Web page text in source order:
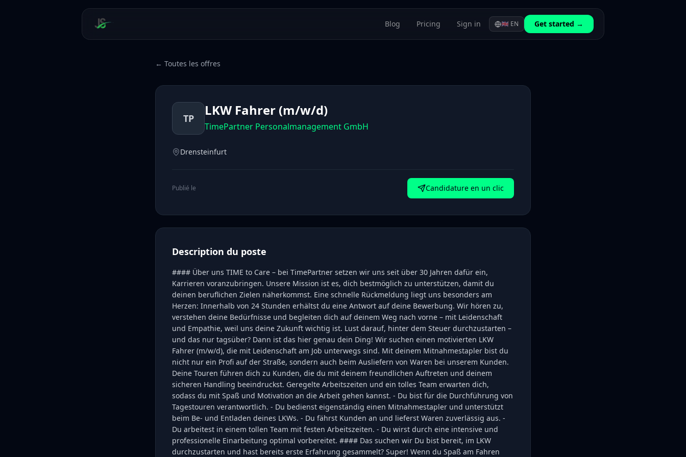
Blog Pricing Sign in 🇬🇧 EN Get started →
← Toutes les offres
TP LKW Fahrer (m/w/d)
TimePartner Personalmanagement GmbH
Drensteinfurt
Publié le Candidature en un clic
Description du poste
#### Über uns TIME to Care – bei TimePartner setzen wir uns seit über 30 Jahren dafür ein,
Karrieren voranzubringen. Unsere Mission ist es, dich bestmöglich zu unterstützen, damit du
deinen beruflichen Zielen näherkommst. Eine schnelle Rückmeldung liegt uns besonders am
Herzen: Innerhalb von 24 Stunden erhältst du eine Antwort auf deine Bewerbung. Wir hören zu,
verstehen deine Bedürfnisse und begleiten dich auf deinem Weg nach vorne – mit Leidenschaft
und Empathie, weil uns deine Zukunft wichtig ist. Lust darauf, hinter dem Steuer durchzustarten –
und das nur tagsüber? Dann ist das hier genau dein Ding! Wir suchen einen motivierten LKW
Fahrer (m/w/d), die mit Leidenschaft am Job unterwegs sind. Mit deinem Mitnahmestapler bist du
nicht nur ein Profi auf der Straße, sondern auch beim Ausliefern von Waren bei unserem Kunden.
Deine Touren führen dich zu Kunden, die du mit deinem freundlichen Auftreten und deinem
sicheren Handling beeindruckst. Geregelte Arbeitszeiten und ein tolles Team erwarten dich,
sodass du mit Spaß und Motivation an die Arbeit gehen kannst. - Du bist für die Durchführung von
Tagestouren verantwortlich. - Du bedienst eigenständig einen Mitnahmestapler und unterstützt
beim Be- und Entladen deines LKWs. - Du fährst Kunden an und lieferst Waren zuverlässig aus. -
Du arbeitest in einem tollen Team mit festen Arbeitszeiten. - Du wirst durch eine intensive und
professionelle Einarbeitung optimal vorbereitet. #### Das suchen wir Du bist bereit, im LKW
durchzustarten und hast bereits erste Erfahrung gesammelt? Super! Wenn du Spaß am Fahren